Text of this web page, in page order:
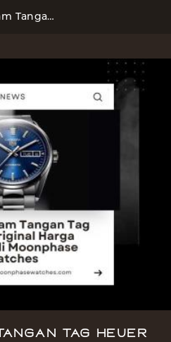
Temukan Jam Tangan Tag Heuer Original Harga Terbaik di Moonphase Watches
Tag Heuer